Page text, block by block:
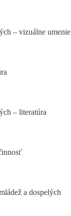
– vizuálne umenie
– literatúra
a dospelých